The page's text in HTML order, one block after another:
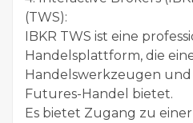
(TWS):
IBKR TWS ist eine
Handelsplattform, die
Handelswerkzeugen
Futures-Handel bietet.
Es bietet Zugang zu